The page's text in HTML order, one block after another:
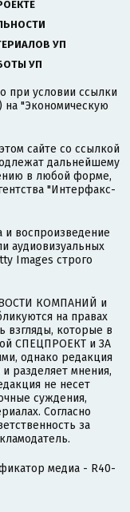
УП
УП
при условии ссылки
на "Экономическую
сайте со ссылкой
дальнейшему
в любой форме,
"Интерфакс-
и воспроизведение
аудиовизуальных
Images строго
КОМПАНИЙ и
на правах
взгляды, которые в
СПЕЦПРОЕКТ и ЗА
однако редакция
и разделяет мнения,
не несет
суждения,
Согласно
за
медиа - R40-